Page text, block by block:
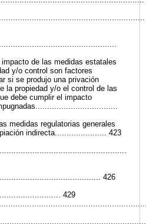
de las medidas estatales
y/o control son factores
si se produjo una privación
la propiedad y/o el control de las
debe cumplir el impacto
medidas regulatorias generales
indirecta...................... 423
426
429